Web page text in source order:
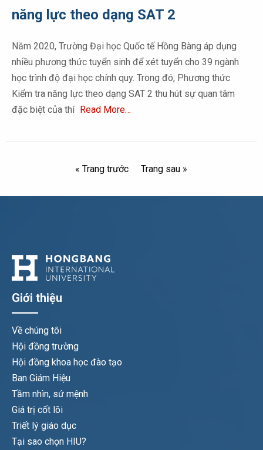
năng lực theo dạng SAT 2
Năm 2020, Trường Đại học Quốc tế Hồng Bàng áp dụng
nhiều phương thức tuyển sinh để xét tuyển cho 39 ngành
học trình độ đại học chính quy. Trong đó, Phương thức
Kiểm tra năng lực theo dạng SAT 2 thu hút sự quan tâm
đặc biệt của thí Read More…
« Trang trước Trang sau »
Giới thiệu
Về chúng tôi
Hội đồng trường
Hội đồng khoa học đào tạo
Ban Giám Hiệu
Tầm nhìn, sứ mệnh
Giá trị cốt lõi
Triết lý giáo dục
Tại sao chọn HIU?